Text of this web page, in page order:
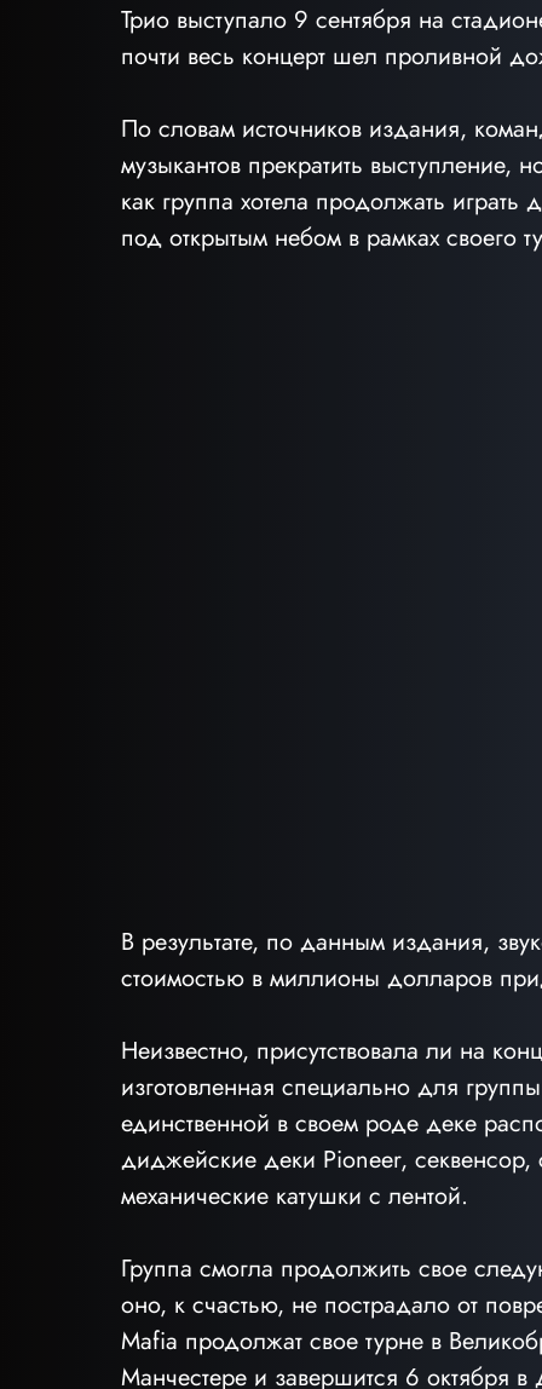
Трио выступало 9 сентября на
почти весь концерт шел проливной
По словам источников издания,
музыкантов прекратить
как группа хотела продолжать
под открытым небом в рамках своего
В результате, по данным издания,
стоимостью в миллионы долларов
Неизвестно, присутствовала ли на
изготовленная специально для
единственной в своем роде деке
диджейские деки Pioneer,
механические катушки с лентой.
Группа смогла продолжить свое
оно, к счастью, не пострадало от
Mafia продолжат свое турне в
Манчестере и завершится 6 октября в